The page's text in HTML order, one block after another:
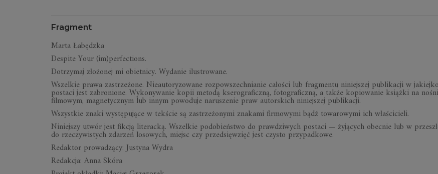
Fragment
Marta Łabędzka
Despite Your (im)perfections.
Dotrzymaj złożonej mi obietnicy. Wydanie ilustrowane.
Wszelkie prawa zastrzeżone. Nieautoryzowane rozpowszechnianie całości lub fragmentu niniejszej publikacji w
postaci jest zabronione. Wykonywanie kopii metodą kserograficzną, fotograficzną, a także kopiowanie książki na
filmowym, magnetycznym lub innym powoduje naruszenie praw autorskich niniejszej publikacji.
Wszystkie znaki występujące w tekście są zastrzeżonymi znakami firmowymi bądź towarowymi ich właścicieli.
Niniejszy utwór jest fikcją literacką. Wszelkie podobieństwo do prawdziwych postaci — żyjących obecnie lub w
do rzeczywistych zdarzeń losowych, miejsc czy przedsięwzięć jest czysto przypadkowe.
Redaktor prowadzący: Justyna Wydra
Redakcja: Anna Skóra